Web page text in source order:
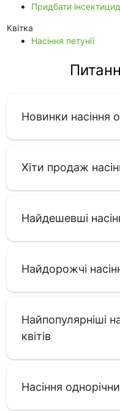
Придбати
Квітка
Насіння петунії
Новинки насіння
Хіти продаж
Найдешевші
Найдорожчі
Найпопулярніші
квітів
Насіння